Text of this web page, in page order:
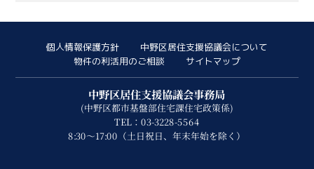
個人情報保護方針
中野区居住支援協議会について
物件の利活用のご相談
サイトマップ
中野区居住支援協議会事務局
(中野区都市基盤部住宅課住宅政策係)
TEL：03-3228-5564
8:30～17:00（土日祝日、年末年始を除く）